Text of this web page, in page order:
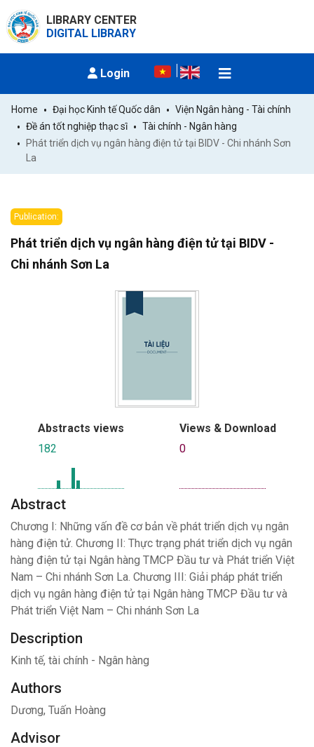
LIBRARY CENTER
DIGITAL LIBRARY
Login
Home Đại học Kinh tế Quốc dân
Viện Ngân hàng - Tài chính
Đề án tốt nghiệp thạc sĩ
Tài chính - Ngân hàng
Phát triển dịch vụ ngân hàng điện tử tại BIDV - Chi nhánh Sơn
La
Publication:
Phát triển dịch vụ ngân hàng điện tử tại BIDV -
Chi nhánh Sơn La
Abstracts views
182
Views & Download
0
Abstract
Chương I: Những vấn đề cơ bản về phát triển dịch vụ ngân
hàng điện tử. Chương II: Thực trạng phát triển dịch vụ ngân
hàng điện tử tại Ngân hàng TMCP Đầu tư và Phát triển Việt
Nam – Chi nhánh Sơn La. Chương III: Giải pháp phát triển
dịch vụ ngân hàng điện tử tại Ngân hàng TMCP Đầu tư và
Phát triển Việt Nam – Chi nhánh Sơn La
Description
Kinh tế, tài chính - Ngân hàng
Authors
Dương, Tuấn Hoàng
Advisor